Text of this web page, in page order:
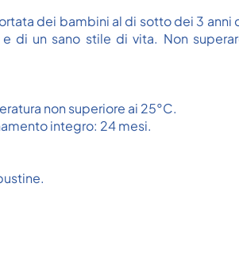
dei bambini al di sotto dei 3
di un sano stile di vita. Non
non superiore ai 25°C.
integro: 24 mesi.